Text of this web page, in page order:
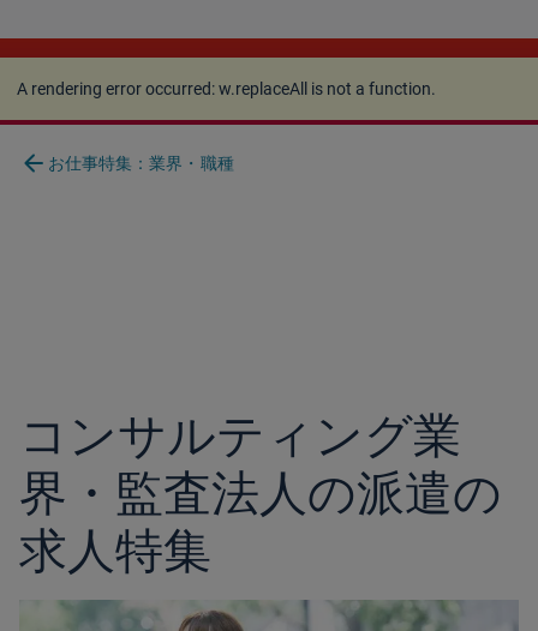
A rendering error occurred:w.replaceAll is not a
function.
A rendering error occurred:w.replaceAll is not a function.
arrow_back お仕事特集：業界・職種
コンサルティング業
界・監査法人の派遣の
求人特集